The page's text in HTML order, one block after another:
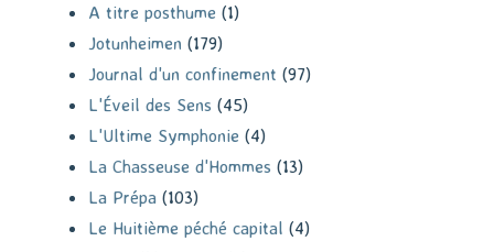
A titre posthume (1)
Jotunheimen (179)
Journal d'un confinement (97)
L'Éveil des Sens (45)
L'Ultime Symphonie (4)
La Chasseuse d'Hommes (13)
La Prépa (103)
Le Huitième péché capital (4)